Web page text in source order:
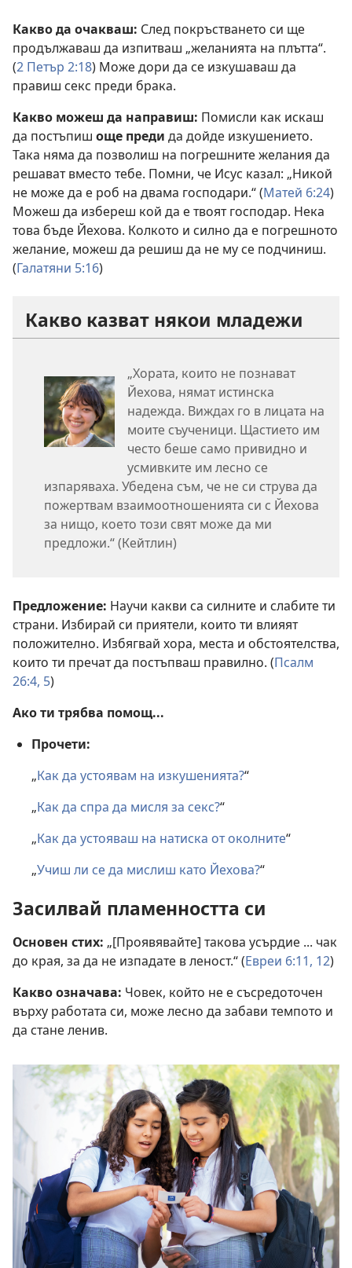
Какво да очакваш: След покръстването си ще
продължаваш да изпитваш „желанията на плътта“.
(2 Петър 2:18) Може дори да се изкушаваш да
правиш секс преди брака.
Какво можеш да направиш: Помисли как искаш
да постъпиш още преди да дойде изкушението.
Така няма да позволиш на погрешните желания да
решават вместо тебе. Помни, че Исус казал: „Никой
не може да е роб на двама господари.“ (Матей 6:24)
Можеш да избереш кой да е твоят господар. Нека
това бъде Йехова. Колкото и силно да е погрешното
желание, можеш да решиш да не му се подчиниш.
(Галатяни 5:16)
Какво казват някои младежи
„Хората, които не познават
Йехова, нямат истинска
надежда. Виждах го в лицата на
моите съученици. Щастието им
често беше само привидно и
усмивките им лесно се
изпаряваха. Убедена съм, че не си струва да
пожертвам взаимоотношенията си с Йехова
за нищо, което този свят може да ми
предложи.“ (Кейтлин)
Предложение: Научи какви са силните и слабите ти
страни. Избирай си приятели, които ти влияят
положително. Избягвай хора, места и обстоятелства,
които ти пречат да постъпваш правилно. (Псалм
26:4, 5)
Ако ти трябва помощ...
Прочети:
„Как да устоявам на изкушенията?“
„Как да спра да мисля за секс?“
„Как да устояваш на натиска от околните“
„Учиш ли се да мислиш като Йехова?“
Засилвай пламенността си
Основен стих: „[Проявявайте] такова усърдие ... чак
до края, за да не изпадате в леност.“ (Евреи 6:11, 12)
Какво означава: Човек, който не е съсредоточен
върху работата си, може лесно да забави темпото и
да стане ленив.